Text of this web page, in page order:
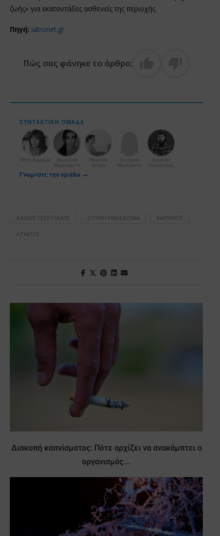
ζωής» για εκατοντάδες ασθενείς της περιοχής.
Πηγή: iatronet.gr
Πώς σας φάνηκε το άρθρο;
ΣΥΝΤΑΚΤΙΚΉ ΟΜΆΔΑ
Πόπη Χαραμή
Αγγελική
Μαργαρίτη
Πάμελα
Λύτρα
Ευτέρπη
Μουζακίτη
Αιμίλιος
Παλάντζας
Γνωρίστε την ομάδα →
ΆΔΩΝΙΣ ΓΕΩΡΓΙΆΔΗΣ ΔΥΤΙΚΉ ΜΑΚΕΔΟΝΊΑ ΚΑΡΚΊΝΟΣ
ΛΙΓΝΊΤΗΣ
Διακοπή καπνίσματος: Πότε αρχίζει να ανακάμπτει ο
οργανισμός...